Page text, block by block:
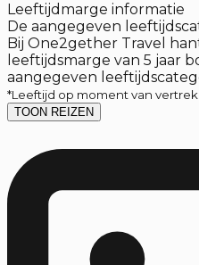
Leeftijdmarge informatie
De aangegeven
Bij One2gether Travel
leeftijdsmarge van 5 jaar
aangegeven
*Leeftijd op moment van
TOON REIZEN